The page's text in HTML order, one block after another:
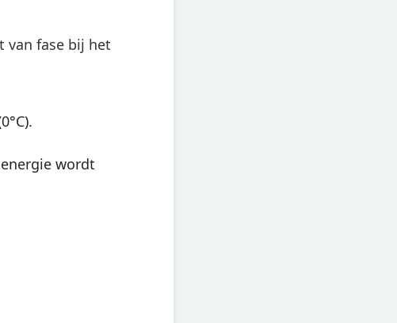
van fase bij het
wordt